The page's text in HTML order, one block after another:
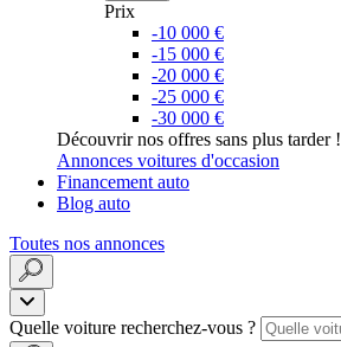
Prix
-10 000 €
-15 000 €
-20 000 €
-25 000 €
-30 000 €
Découvrir nos offres sans plus tarder !
Annonces voitures d'occasion
Financement auto
Blog auto
Toutes nos annonces
Quelle voiture recherchez-vous ?